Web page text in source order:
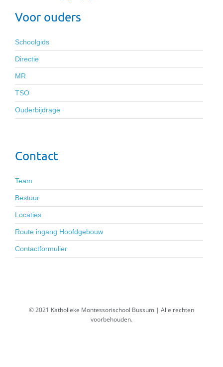
Voor ouders
Schoolgids
Directie
MR
TSO
Ouderbijdrage
Contact
Team
Bestuur
Locaties
Route ingang Hoofdgebouw
Contactformulier
© 2021 Katholieke Montessorischool Bussum | Alle rechten
voorbehouden.